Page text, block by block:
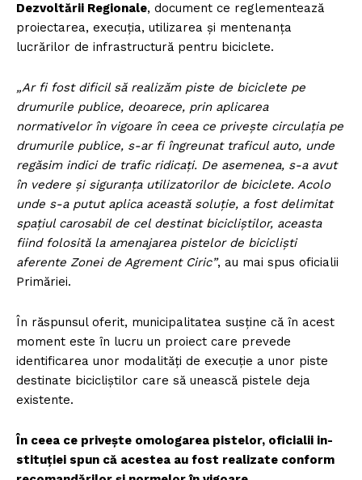
Dezvoltării Regionale, document ce reglementează
proiectarea, exe­cuția, utilizarea și mentenanța
lucrărilor de infrastructură pentru biciclete.
„Ar fi fost dificil să realizăm piste de biciclete pe
drumurile publice, deoarece, prin aplicarea
normativelor în vigoare în ceea ce privește circulația pe
drumurile publice, s-ar fi îngreunat traficul auto, unde
regăsim indici de trafic ridicați. De asemenea, s-a avut
în vedere și siguranța utilizatorilor de biciclete. Acolo
unde s-a putut aplica această soluție, a fost delimitat
spațiul carosabil de cel destinat bicicliștilor, aceasta
fiind folosită la amenajarea pistelor de bicicliști
aferente Zonei de Agrement Ciric”, au mai spus oficialii
Primăriei.
În răspunsul oferit, municipalitatea susține că în acest
moment este în lucru un proiect care prevede
identificarea unor modalități de execuție a unor piste
destinate bicicliștilor care să unească pistele deja
existente.
În ceea ce priveşte omologarea pistelor, oficialii in­
stituției spun că acestea au fost realizate con­form